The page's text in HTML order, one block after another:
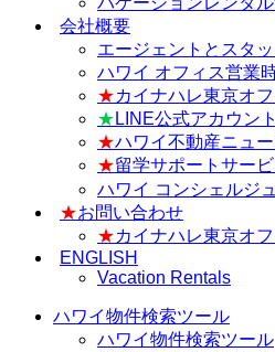
会社概要
エージェントとスタ
ハワイ オフィス営業
★カイナハレ東京オ
★ LINE公式アカウント
★ハワイ不動産ニュー
★留学サポートサー
ハワイ コンシェルジ
★お問い合わせ
★カイナハレ東京オ
ENGLISH
Vacation Rentals
ハワイ物件検索ツール
ハワイ物件検索ツール